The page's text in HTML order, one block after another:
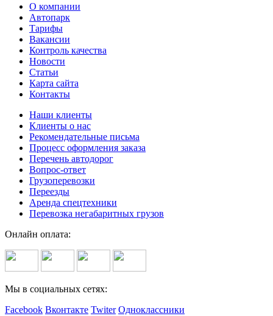
О компании
Автопарк
Тарифы
Вакансии
Контроль качества
Новости
Статьи
Карта сайта
Контакты
Наши клиенты
Клиенты о нас
Рекомендательные письма
Процесс оформления заказа
Перечень автодорог
Вопрос-ответ
Грузоперевозки
Переезды
Аренда спецтехники
Перевозка негабаритных грузов
Онлайн оплата:
Мы в социальных сетях:
Facebook Вконтакте Twiter Одноклассники